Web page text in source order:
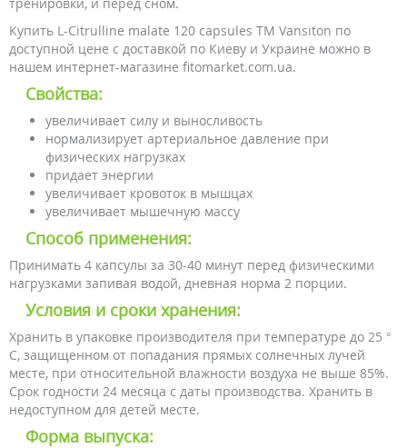
Купить L-Citrulline malate 120 capsules TM Vansiton по
доступной цене с доставкой по Киеву и Украине можно в
нашем интернет-магазине fitomarket.com.ua.
Свойства:
увеличивает силу и выносливость
нормализирует артериальное давление при
физических нагрузках
придает энергии
увеличивает кровоток в мышцах
увеличивает мышечную массу
Способ применения:
Принимать 4 капсулы за 30-40 минут перед физическими
нагрузками запивая водой, дневная норма 2 порции.
Условия и сроки хранения:
Хранить в упаковке производителя при температуре до 25 °
С, защищенном от попадания прямых солнечных лучей
месте, при относительной влажности воздуха не выше 85%.
Срок годности 24 месяца с даты производства. Хранить в
недоступном для детей месте.
Форма выпуска: